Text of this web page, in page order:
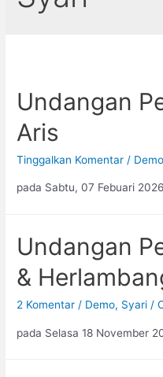
Undangan
Aris
Tinggalkan Komentar / Demo
pada Sabtu, 07 Febuari
Undangan
&
2 Komentar / Demo, Syari /
pada Selasa 18 November